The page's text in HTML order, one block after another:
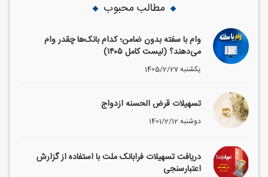
مطالب محبوب
وام با سفته بدون ضامن؛ کدام بانک‌ها چقدر وام
می‌دهند؟ (لیست کامل ۱۴۰۵)
1405/2/27 یکشنبه
تسهیلات قرض الحسنه ازدواج
1401/2/12 دوشنبه
دریافت تسهیلات فرابانک ملت با استفاده از گزارش
اعتبارسنجی